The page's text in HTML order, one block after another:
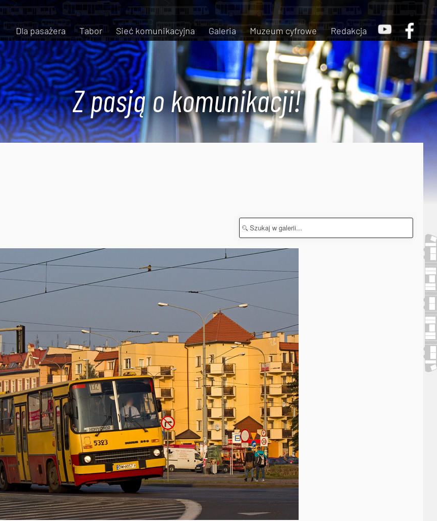
Dla pasażera Tabor Sieć komunikacyjna Galeria Muzeum cyfrowe Redakcja
Z pasją o komunikacji!